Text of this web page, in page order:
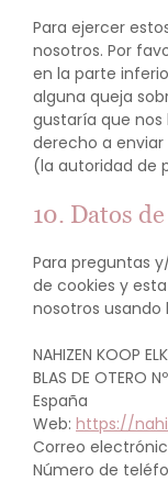
Para ejercer
nosotros. Por
en la parte
alguna queja
gustaría que nos
derecho a
(la autoridad de
10. Datos
Para preguntas
de cookies y
nosotros
NAHIZEN KOOP
BLAS DE OTERO
España
Web: https://
Correo
Número de